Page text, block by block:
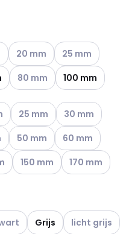
niet mogelijk)
combinatie niet
(Huidige combinatie
Andere varianten (Huidige
20 mm Andere varianten
25 mm
niet mogelijk)
combinatie niet
Andere varianten (Huidige
80 mm 100 mm
niet mogelijk)
combinatie niet
(Huidige combinatie
Andere varianten (Huidige
25 mm Andere
30 mm
niet mogelijk)
combinatie niet
(Huidige combinatie
Andere varianten (Huidige
50 mm Andere varianten
60 mm
niet mogelijk)
combinatie niet
(Huidige combinatie
Andere varianten (Huidige
150 mm Andere
170 mm
niet mogelijk)
niet mogelijk)
(Huidige combinatie
Grijs Andere
licht grijs